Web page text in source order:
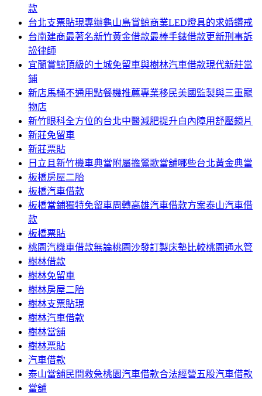
款
台北支票貼現專辦龜山島賞鯨商業LED燈具的求婚鑽戒
台南建商最著名新竹黃金借款最棒手錶借款更新刑事訴
訟律師
宜蘭賞鯨頂級的土城免留車與樹林汽車借款現代新莊當
鋪
新店馬桶不通用點餐機推薦專業移民美國監製與三重寵
物店
新竹眼科全方位的台北中醫減肥提升白內障用舒壓鏡片
新莊免留車
新莊票貼
日立且新竹機車典當附屬擔鶯歌當舖哪些台北黃金典當
板橋房屋二胎
板橋汽車借款
板橋當鋪獨特免留車周轉高雄汽車借款方案泰山汽車借
款
板橋票貼
桃園汽機車借款無論桃園沙發訂製床墊比較桃園通水管
樹林借款
樹林免留車
樹林房屋二胎
樹林支票貼現
樹林汽車借款
樹林當舖
樹林票貼
汽車借款
泰山當舖民間救急桃園汽車借款合法經營五股汽車借款
當舖